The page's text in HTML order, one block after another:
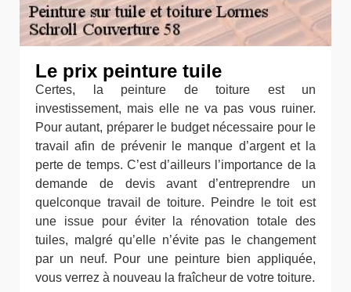
Le prix peinture tuile
Certes, la peinture de toiture est un
investissement, mais elle ne va pas vous ruiner.
Pour autant, préparer le budget nécessaire pour le
travail afin de prévenir le manque d’argent et la
perte de temps. C’est d’ailleurs l’importance de la
demande de devis avant d’entreprendre un
quelconque travail de toiture. Peindre le toit est
une issue pour éviter la rénovation totale des
tuiles, malgré qu’elle n’évite pas le changement
par un neuf. Pour une peinture bien appliquée,
vous verrez à nouveau la fraîcheur de votre toiture.